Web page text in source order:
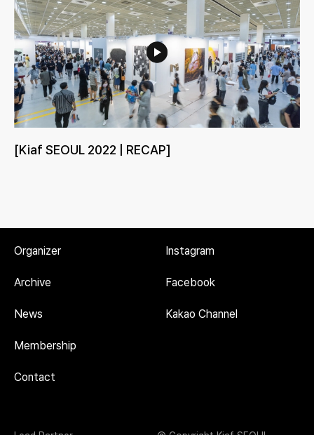
[Kiaf SEOUL 2022 | RECAP]
Organizer
Archive
News
Membership
Contact
Instagram
Facebook
Kakao Channel